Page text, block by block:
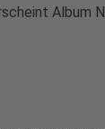
Album